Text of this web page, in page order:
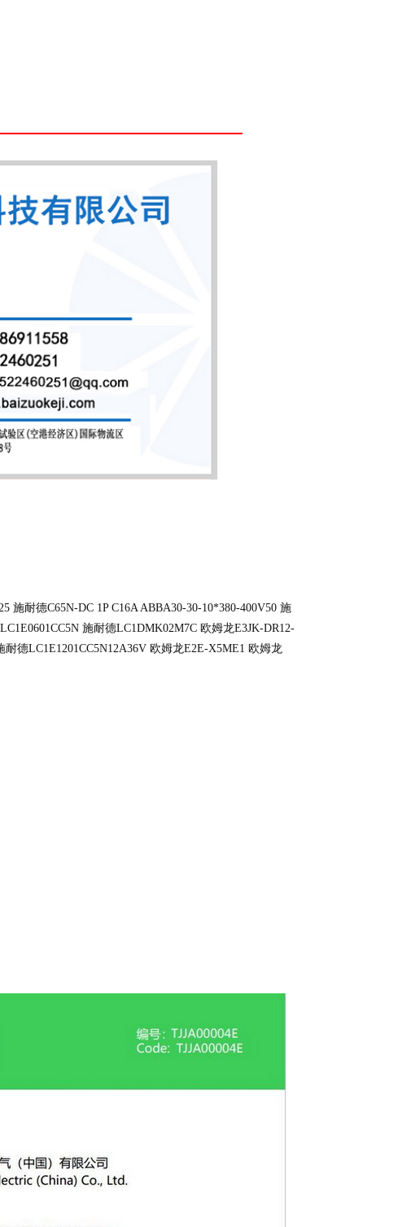
施耐德C65N-DC 1P C16A ABBA30-30-10*380-400V50 施
施耐德LC1DMK02M7C 欧姆龙E3JK-DR12-
耐德LC1E1201CC5N12A36V 欧姆龙E2E-X5ME1 欧姆龙